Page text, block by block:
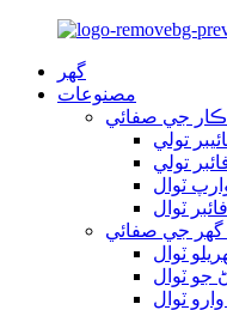
گهر
مصنوعات
تولي
تولي
ٽوال
ٽوال
ٽوال
جو ٽوال
ٽوال